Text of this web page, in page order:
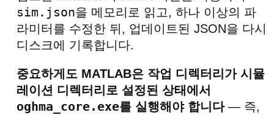
sim.json을 메모리로 읽고, 하나 이상의 파
라미터를 수정한 뒤, 업데이트된 JSON을 다시
디스크에 기록합니다.
중요하게도 MATLAB은 작업 디렉터리가 시뮬
레이션 디렉터리로 설정된 상태에서
oghma_core.exe를 실행해야 합니다— 즉,